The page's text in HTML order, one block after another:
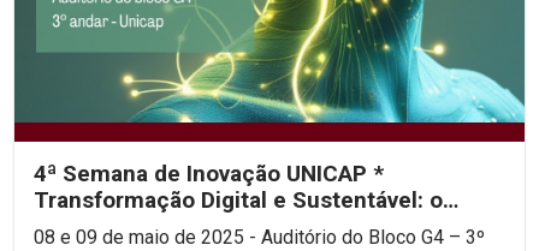
4ª Semana de Inovação UNICAP *
Transformação Digital e Sustentável: o
futuro de Pernambuco pela...
08 e 09 de maio de 2025 - Auditório do Bloco G4 – 3º